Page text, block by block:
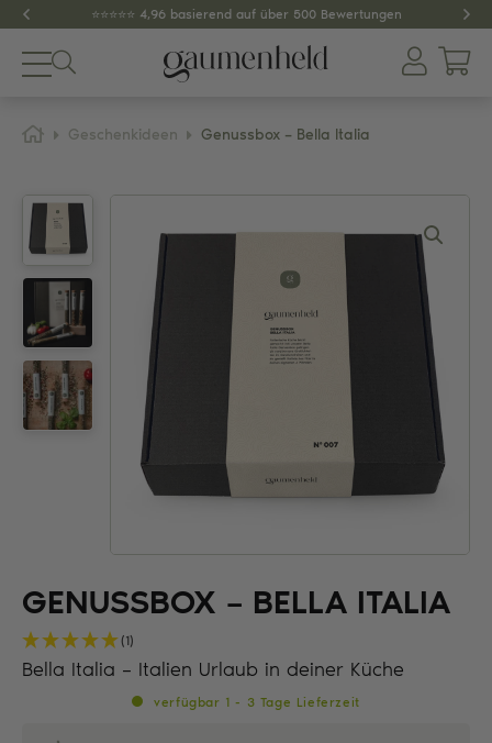
⭐️⭐️⭐️⭐️⭐️ 4,96 basierend auf über 500 Bewertungen
Gewürze
Tee
Dips & Pestos
Zubehör
SPAR-SETS GESCHENKIDEEN
Geschenkideen Genussbox – Bella Italia
GENUSSBOX – BELLA ITALIA
(1)
Bella Italia – Italien Urlaub in deiner Küche
verfügbar 1 - 3 Tage Lieferzeit